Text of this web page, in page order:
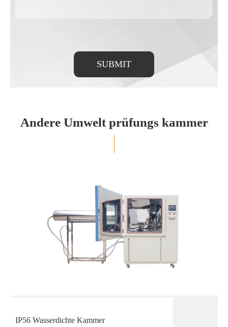
SUBMIT
Andere Umwelt prüfungs kammer
IP56 Wasserdichte Kammer